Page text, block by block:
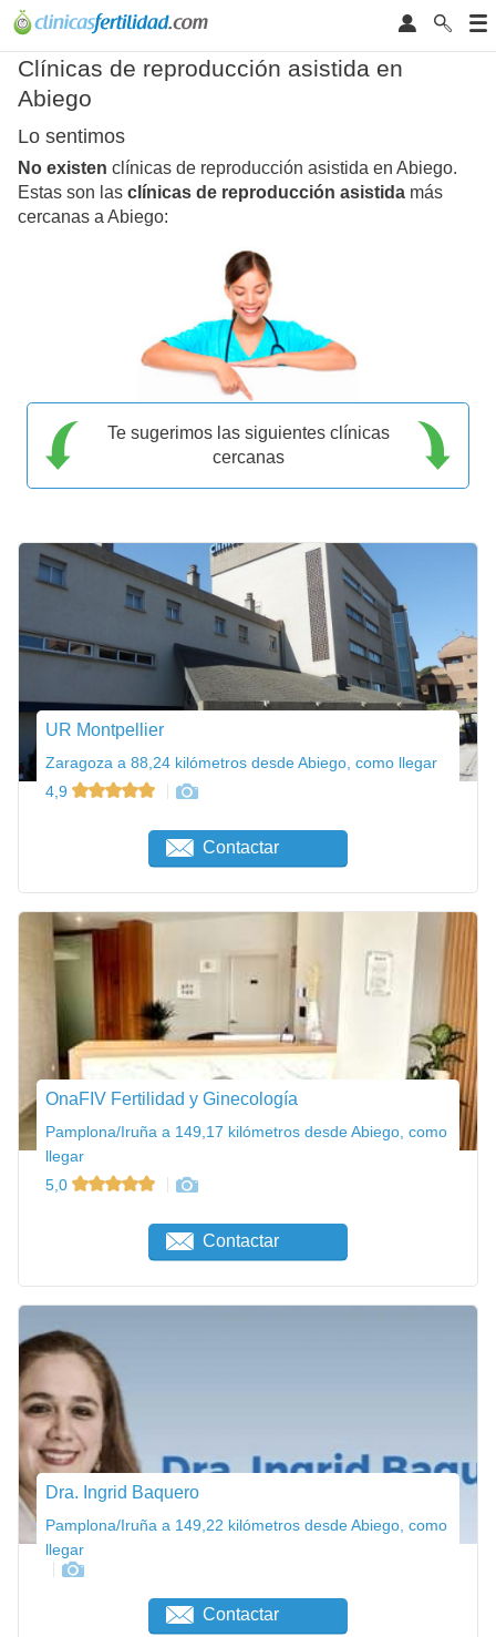
Clínicas de reproducción asistida en
Abiego
Lo sentimos
No existen clínicas de reproducción asistida en Abiego.
Estas son las clínicas de reproducción asistida más
cercanas a Abiego:
Te sugerimos las siguientes clínicas
cercanas
UR Montpellier
Zaragoza a 88,24 kilómetros desde Abiego, como llegar
4,9
Contactar
OnaFIV Fertilidad y Ginecología
Pamplona/Iruña a 149,17 kilómetros desde Abiego, como
llegar
5,0
Contactar
Dra. Ingrid Baquero
Pamplona/Iruña a 149,22 kilómetros desde Abiego, como
llegar
Contactar